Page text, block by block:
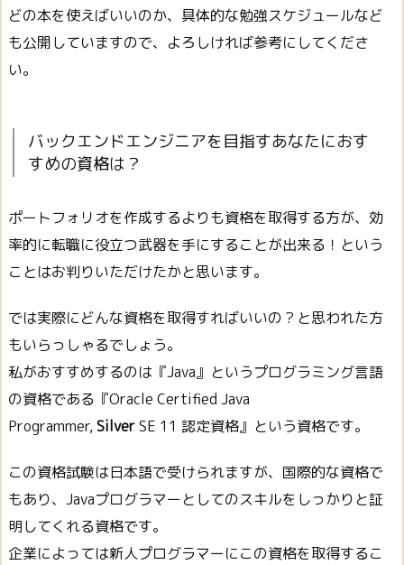
どの本を使えばいいのか、具体的な勉強スケジュールなど
も公開していますので、よろしければ参考にしてくださ
い。
バックエンドエンジニアを目指すあなたにおす
すめの資格は？
ポートフォリオを作成するよりも資格を取得する方が、効
率的に転職に役立つ武器を手にすることが出来る！という
ことはお判りいただけたかと思います。
では実際にどんな資格を取得すればいいの？と思われた方
もいらっしゃるでしょう。
私がおすすめするのは『Java』というプログラミング言語
の資格である『Oracle Certified Java
Programmer,SilverSE 11 認定資格』という資格です。
この資格試験は日本語で受けられますが、国際的な資格で
もあり、Javaプログラマーとしてのスキルをしっかりと証
明してくれる資格です。
企業によっては新人プログラマーにこの資格を取得するこ